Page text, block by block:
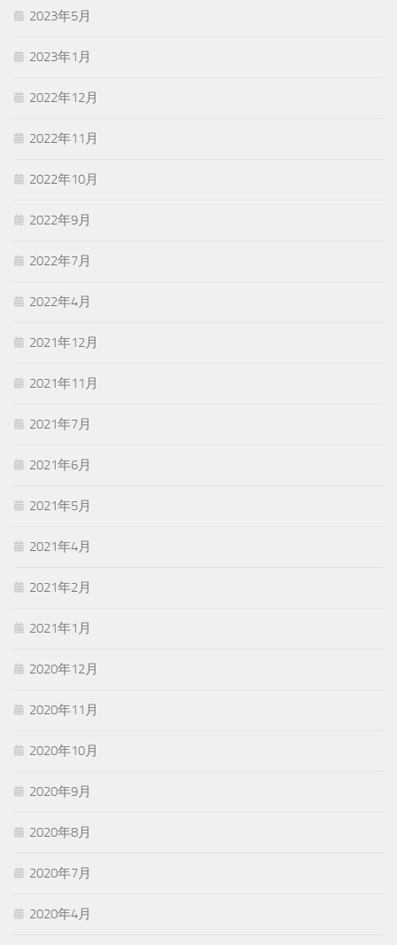
2023年5月
2023年1月
2022年12月
2022年11月
2022年10月
2022年9月
2022年7月
2022年4月
2021年12月
2021年11月
2021年7月
2021年6月
2021年5月
2021年4月
2021年2月
2021年1月
2020年12月
2020年11月
2020年10月
2020年9月
2020年8月
2020年7月
2020年4月